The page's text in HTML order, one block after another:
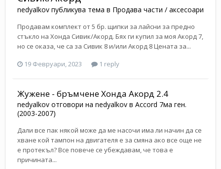
nedyalkov публикува тема в Продава части / аксесоари
Продавам комплект от 5 бр. щипки за лайсни за предно
стъкло на Хонда Сивик/Акорд. Бях ги купил за моя Акорд 7,
но се оказа, че са за Сивик 8 и/или Акорд 8 Цената за...
19 Февруари, 2023
1 reply
Жужене - бръмчене Хонда Акорд 2.4
nedyalkov отговори на nedyalkov в Accord 7ма ген.
(2003-2007)
Дали все пак някой може да ме насочи има ли начин да се
хване кой тампон на двигателя е за смяна ако все още не
е протекъл? Все повече се убеждавам, че това е
причината...